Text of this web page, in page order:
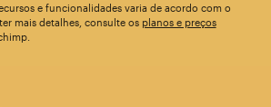
e funcionalidades varia de acordo com o
mais detalhes, consulte os planos e preços